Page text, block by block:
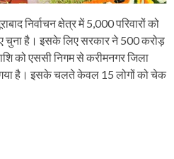
निर्वाचन क्षेत्र में 5,000 परिवारों को
चुना है। इसके लिए सरकार ने 500 करोड़
को एससी निगम से करीमनगर जिला
है। इसके चलते केवल 15 लोगों को चेक